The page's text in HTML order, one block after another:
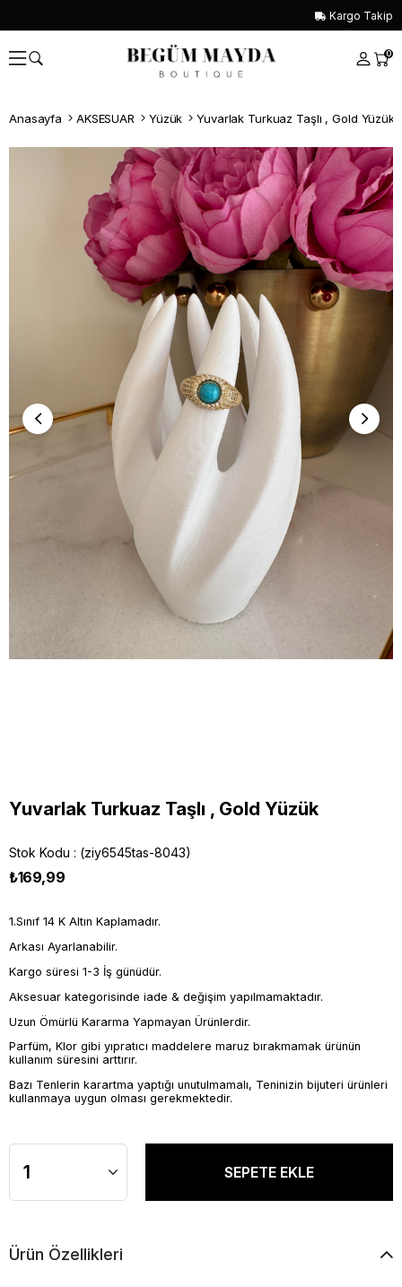
Kargo Takip
0
Anasayfa AKSESUAR Yüzük Yuvarlak Turkuaz Taşlı , Gold Yüzük
Whatsapp İle Sipariş ver
Yuvarlak Turkuaz Taşlı , Gold Yüzük
Stok Kodu (ziy6545tas-8043)
₺169,99
1.Sınıf 14 K Altın Kaplamadır.
Arkası Ayarlanabilir.
Kargo süresi 1-3 İş günüdür.
Aksesuar kategorisinde iade & değişim yapılmamaktadır.
Uzun Ömürlü Kararma Yapmayan Ürünlerdir.
Parfüm, Klor gibi yıpratıcı maddelere maruz bırakmamak ürünün
kullanım süresini arttırır.
Bazı Tenlerin karartma yaptığı unutulmamalı, Teninizin bijuteri ürünleri
kullanmaya uygun olması gerekmektedir.
Ürün Özellikleri